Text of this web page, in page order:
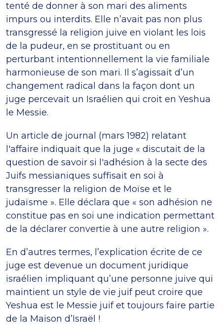
tenté de donner à son mari des aliments
impurs ou interdits. Elle n’avait pas non plus
transgressé la religion juive en violant les lois
de la pudeur, en se prostituant ou en
perturbant intentionnellement la vie familiale
harmonieuse de son mari. Il s’agissait d’un
changement radical dans la façon dont un
juge percevait un Israélien qui croit en Yeshua
le Messie.
Un article de journal (mars 1982) relatant
l'affaire indiquait que la juge « discutait de la
question de savoir si l'adhésion à la secte des
Juifs messianiques suffisait en soi à
transgresser la religion de Moïse et le
judaïsme ». Elle déclara que « son adhésion ne
constitue pas en soi une indication permettant
de la déclarer convertie à une autre religion ».
En d’autres termes, l’explication écrite de ce
juge est devenue un document juridique
israélien impliquant qu’une personne juive qui
maintient un style de vie juif peut croire que
Yeshua est le Messie juif et toujours faire partie
de la Maison d’Israël !